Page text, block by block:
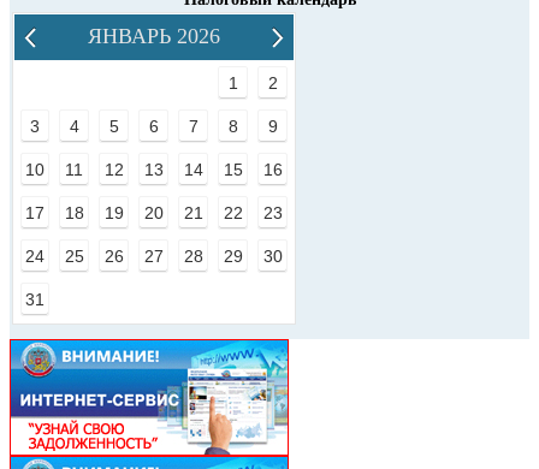
ЯНВАРЬ 2026
1 2
3 4 5 6 7 8 9
10 11 12 13 14 15 16
17 18 19 20 21 22 23
24 25 26 27 28 29 30
31